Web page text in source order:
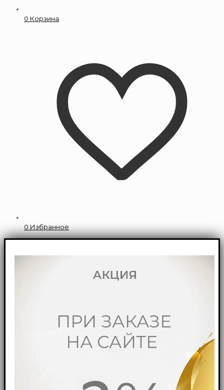
0 Корзина
0 Избранное